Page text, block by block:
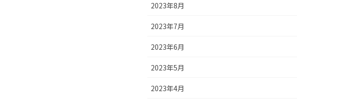
2023年8月
2023年7月
2023年6月
2023年5月
2023年4月